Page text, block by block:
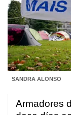
SANDRA ALONSO
Armadores